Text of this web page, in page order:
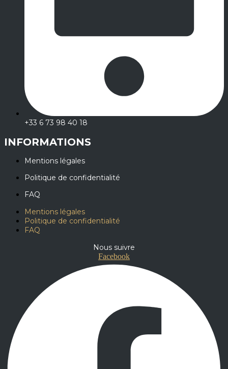
+33 6 73 98 40 18
INFORMATIONS
Mentions légales
Politique de confidentialité
FAQ
Mentions légales
Politique de confidentialité
FAQ
Nous suivre
Facebook